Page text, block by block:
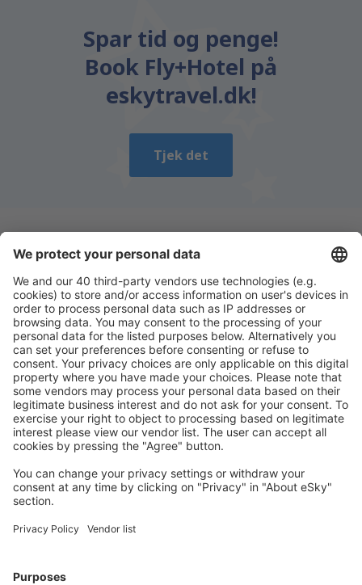
Spar tid og penge!
Book Fly+Hotel på
eskytravel.dk!
Tjek det
Download vores appog planlæg nemt dine
rejser
Planlæg din rejse
Billige flybilletter
Storbyferie